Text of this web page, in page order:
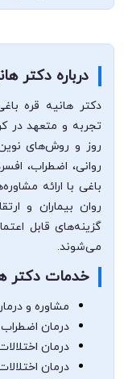
درباره دکتر
دکتر هانیه قره
تجربه و متعهد در
روز و روش‌های
روانی، اضطراب،
باغی با ارائه
روان بیماران و
گزینه‌های قابل
می‌شوند.
خدمات دکتر
مشاوره و
درمان
درمان
درمان